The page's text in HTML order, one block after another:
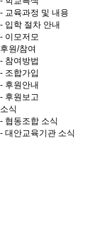
- 교육과정 및 내용
- 입학 절차 안내
- 이모저모
후원/참여
- 참여방법
- 조합가입
- 후원안내
- 후원보고
소식
- 협동조합 소식
- 대안교육기관 소식